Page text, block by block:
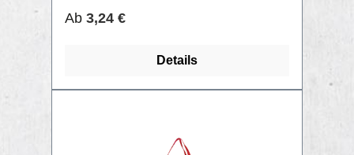
gekämmte ringgesponnene Bio-
Regulärer Preis:
Ab 3,24 €
Details